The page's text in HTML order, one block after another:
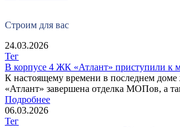
Строим для вас
24.03.2026
Тег
В корпусе 4 ЖК «Атлант» приступили к
К настоящему времени в последнем доме
«Атлант» завершена отделка МОПов, а
Подробнее
06.03.2026
Тег